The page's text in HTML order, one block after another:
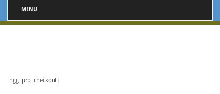
MENU
[ngg_pro_checkout]